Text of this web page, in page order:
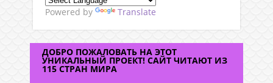
Powered by Translate
ДОБРО ПОЖАЛОВАТЬ НА ЭТОТ
УНИКАЛЬНЫЙ ПРОЕКТ! САЙТ ЧИТАЮТ ИЗ
115 СТРАН МИРА